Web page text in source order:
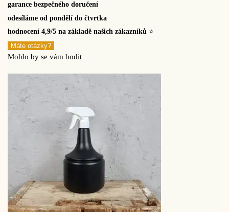
garance bezpečného doručení
odesíláme od pondělí do čtvrtka
hodnocení 4,9/5 na základě našich zákazníků ⭐
Máte otázky?
Mohlo by se vám hodit